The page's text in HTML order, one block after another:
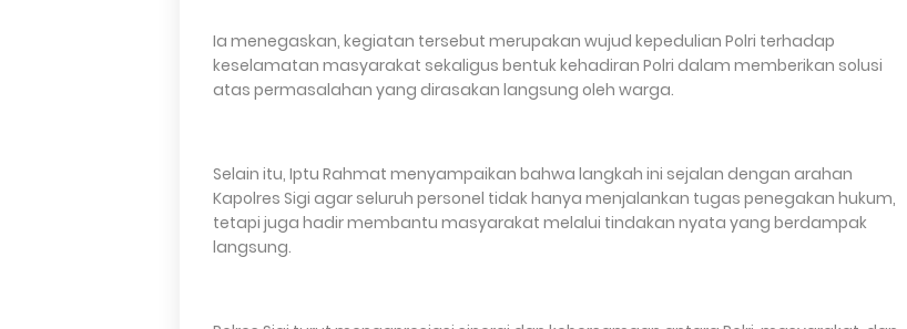
Ia menegaskan, kegiatan tersebut merupakan wujud kepedulian Polri terhadap
keselamatan masyarakat sekaligus bentuk kehadiran Polri dalam memberikan solusi
atas permasalahan yang dirasakan langsung oleh warga.
Selain itu, Iptu Rahmat menyampaikan bahwa langkah ini sejalan dengan arahan
Kapolres Sigi agar seluruh personel tidak hanya menjalankan tugas penegakan hukum,
tetapi juga hadir membantu masyarakat melalui tindakan nyata yang berdampak
langsung.